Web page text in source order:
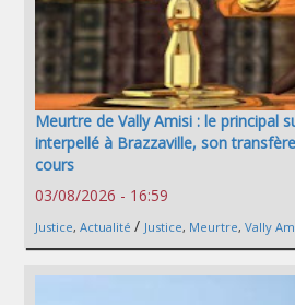
Meurtre de Vally Amisi : le principal
interpellé à Brazzaville, son
cours
03/08/2026 - 16:59
Justice, Actualité / Justice, Meurtre, Vally